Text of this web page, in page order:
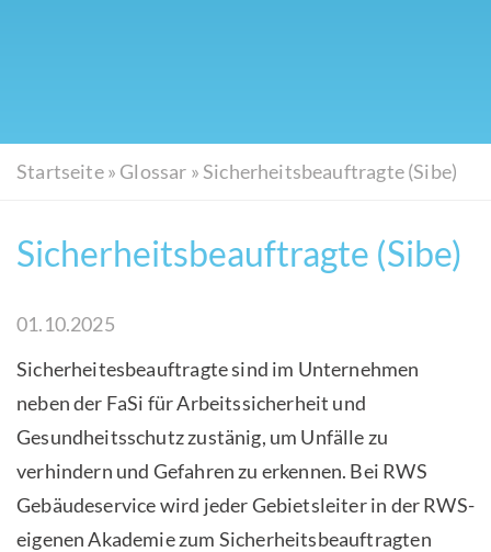
Startseite» Glossar »Sicherheitsbeauftragte (Sibe)
Sicherheitsbeauftragte (Sibe)
01.10.2025
Sicherheitesbeauftragte sind im Unternehmen
neben der FaSi für Arbeitssicherheit und
Gesundheitsschutz zustänig, um Unfälle zu
verhindern und Gefahren zu erkennen. Bei RWS
Gebäudeservice wird jeder Gebietsleiter in der RWS-
eigenen Akademie zum Sicherheitsbeauftragten